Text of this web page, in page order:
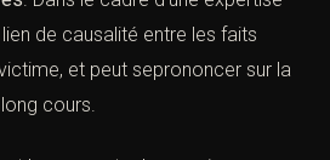
plus fin : épisode dépressif
traumatique ,
. Dans le cadre d’une expertise